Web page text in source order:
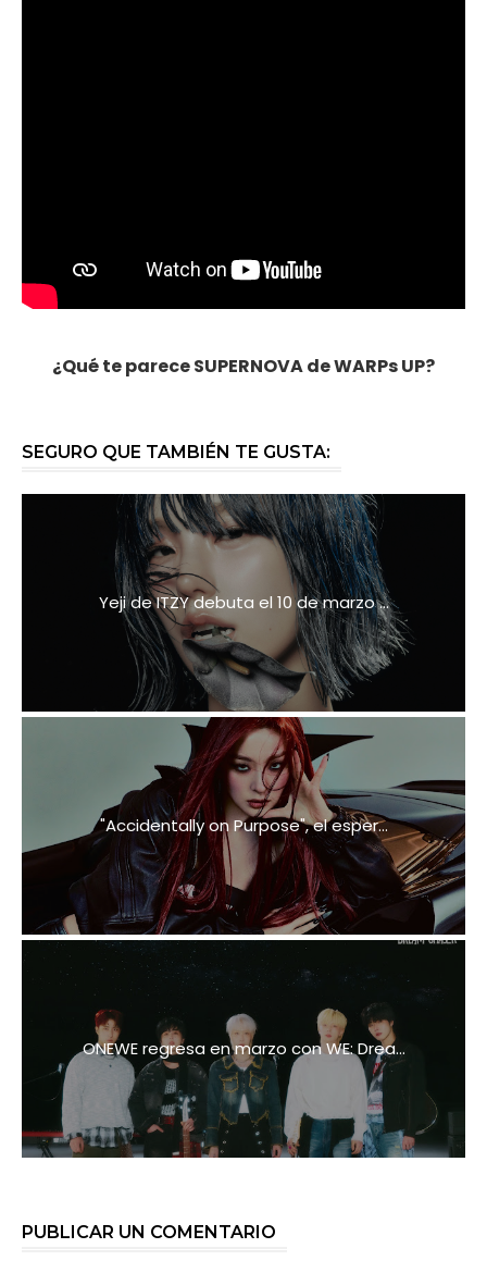
¿Qué te parece SUPERNOVA de WARPs UP?
SEGURO QUE TAMBIÉN TE GUSTA:
Yeji de ITZY debuta el 10 de marzo ...
"Accidentally on Purpose", el esper...
ONEWE regresa en marzo con WE: Drea...
PUBLICAR UN COMENTARIO